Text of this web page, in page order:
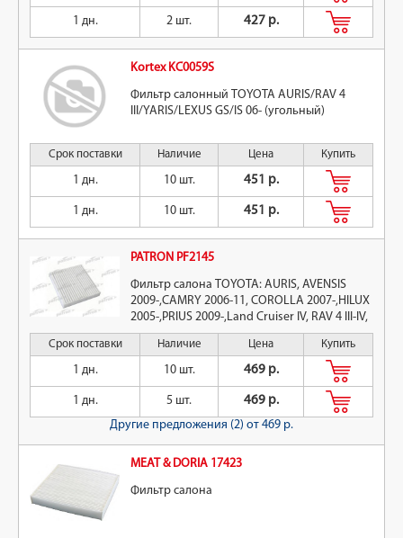
1 дн. 2 шт. 427 р.
Kortex KC0059S
Фильтр салонный TOYOTA AURIS/RAV 4
III/YARIS/LEXUS GS/IS 06- (угольный)
Срок поставки Наличие Цена Купить
1 дн. 10 шт. 451 р.
1 дн. 10 шт. 451 р.
PATRON PF2145
Фильтр салона TOYOTA: AURIS, AVENSIS
2009-,CAMRY 2006-11, COROLLA 2007-,HILUX
2005-,PRIUS 2009-,Land Cruiser IV, RAV 4 III-IV,
YARIS 2006-»
Срок поставки Наличие Цена Купить
1 дн. 10 шт. 469 р.
1 дн. 5 шт.
469 р.
Другие предложения (2) от 469 р.
MEAT & DORIA 17423
Фильтр салона